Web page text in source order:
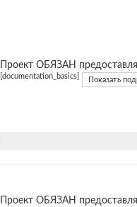
Проект ОБЯЗАН
[documentation_basics] Показать
Проект ОБЯЗАН